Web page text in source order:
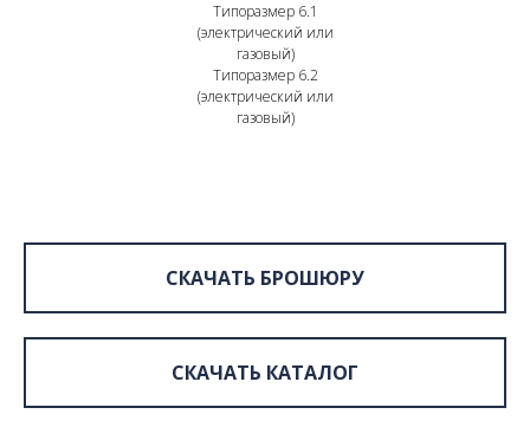
Типоразмер 6.1
(электрический или
газовый)
Типоразмер 6.2
(электрический или
газовый)
СКАЧАТЬ БРОШЮРУ
СКАЧАТЬ КАТАЛОГ